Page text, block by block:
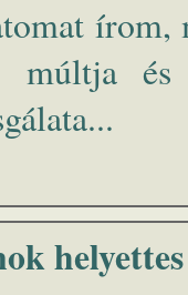
múltja